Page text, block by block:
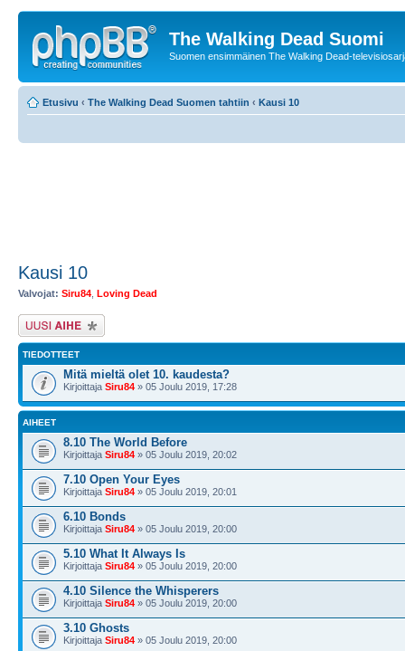
The Walking Dead Suomi
Suomen ensimmäinen The Walking Dead-
Etusivu ‹ The Walking Dead Suomen tahtiin ‹ Kausi 10
Kausi 10
Valvojat: Siru84 Loving Dead
Lähetä uusi viesti
TIEDOTTEET
Mitä mieltä olet 10. kaudesta?
Kirjoittaja Siru84 » 05 Joulu 2019, 17:28
AIHEET
8.10 The World Before
Kirjoittaja Siru84 » 05 Joulu 2019, 20:02
7.10 Open Your Eyes
Kirjoittaja Siru84 » 05 Joulu 2019, 20:01
6.10 Bonds
Kirjoittaja Siru84 » 05 Joulu 2019, 20:00
5.10 What It Always Is
Kirjoittaja Siru84 » 05 Joulu 2019, 20:00
4.10 Silence the Whisperers
Kirjoittaja Siru84 » 05 Joulu 2019, 20:00
3.10 Ghosts
Kirjoittaja Siru84 » 05 Joulu 2019, 20:00